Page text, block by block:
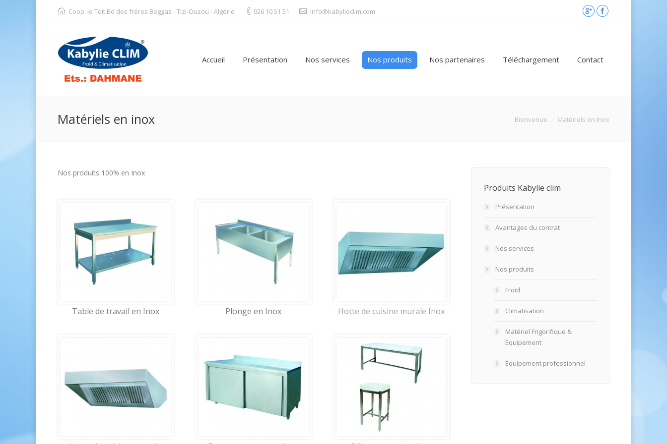
Coop. le Toit Bd des fréres Beggaz - Tizi-Ouzou - Algérie 026 10 51 51 Info@kabylieclim.com
Accueil Présentation Nos services Nos produits Nos partenaires Téléchargement Contact
Matériels en inox Bienvenue Matériels en inox
Nos produits 100% en Inox
Table de travail en Inox Plonge en Inox Hotte de cuisine murale Inox
Produits Kabylie clim
Présentation
Avantages du contrat
Nos services
Nos produits
Froid
Climatisation
Matériel Frigorifique &
Equipement
Équipement professionnel